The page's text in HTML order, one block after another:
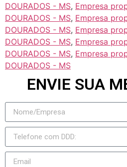
DOURADOS - MS, Empresa
DOURADOS - MS, Empresa
DOURADOS - MS, Empresa
DOURADOS - MS, Empresa
DOURADOS - MS, Empresa
DOURADOS - MS
ENVIE SUA